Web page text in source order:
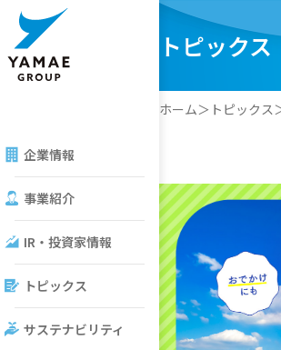
ヤマエグループホールディング
企業情報
ジ
バナンス
・組織図・役員一覧
ヤマエ
事業紹介
覧
動画IR・投資家情報
ト
トピックス
サステナビリティ
トピックス
ホーム トピックス